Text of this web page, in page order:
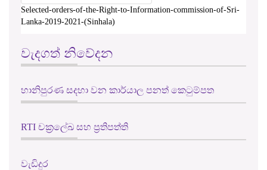
Selected-orders-of-the-Right-to-Information-commission-of-Sri-
Lanka-2019-2021-(Sinhala)
වැදගත් නිවේදන
හානිපුරණ සදහා වන කාර්යාල පනත් කෙටුම්පත
RTI චක්‍රලේඛ සහ ප්‍රතිපත්ති
වැඩිදුර